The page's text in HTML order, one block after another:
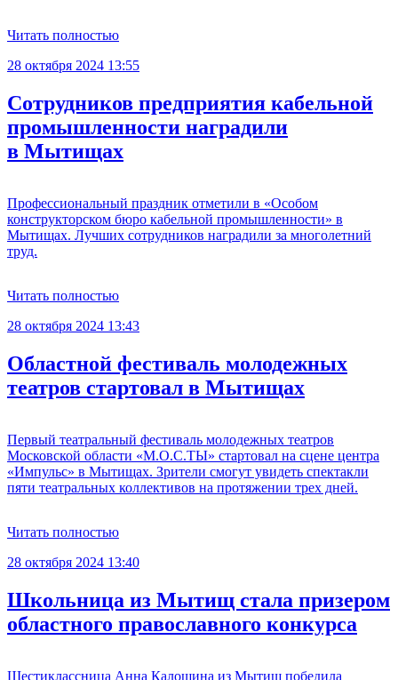
Читать полностью
28 октября 2024 13:55
Сотрудников предприятия кабельной
промышленности наградили
в Мытищах
Профессиональный праздник отметили в «Особом
конструкторском бюро кабельной промышленности» в
Мытищах. Лучших сотрудников наградили за многолетний
труд.
Читать полностью
28 октября 2024 13:43
Областной фестиваль молодежных
театров стартовал в Мытищах
Первый театральный фестиваль молодежных театров
Московской области «М.О.С.ТЫ» стартовал на сцене центра
«Импульс» в Мытищах. Зрители смогут увидеть спектакли
пяти театральных коллективов на протяжении трех дней.
Читать полностью
28 октября 2024 13:40
Школьница из Мытищ стала призером
областного православного конкурса
Шестиклассница Анна Калошина из Мытищ победила